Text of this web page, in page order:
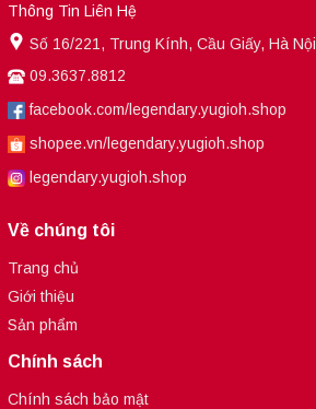
Thông Tin Liên Hệ
Số 16/221, Trung Kính, Cầu Giấy, Hà Nội
09.3637.8812
facebook.com/legendary.yugioh.shop
shopee.vn/legendary.yugioh.shop
legendary.yugioh.shop
Về chúng tôi
Trang chủ
Giới thiệu
Sản phẩm
Chính sách
Chính sách bảo mật